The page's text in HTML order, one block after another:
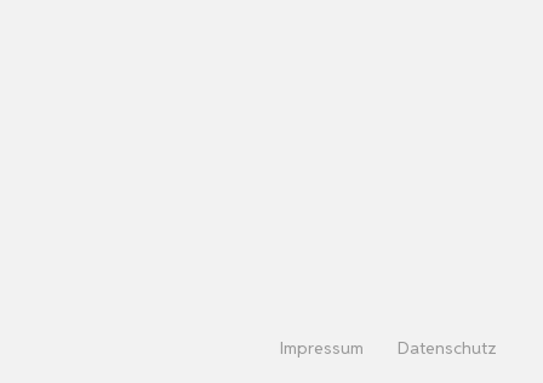
Impressum Datenschutz